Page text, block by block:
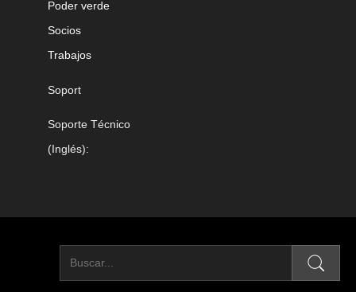
Poder verde
Socios
Trabajos
Soport
Soporte Técnico
(Inglés):